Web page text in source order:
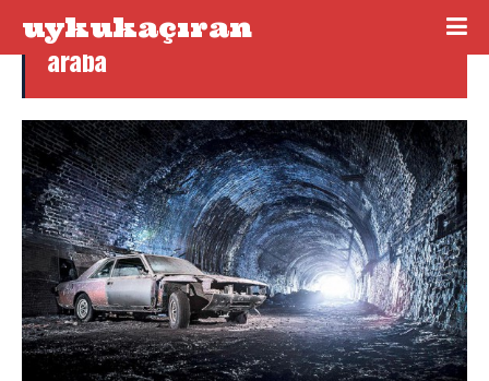
uykukaçıran
araba